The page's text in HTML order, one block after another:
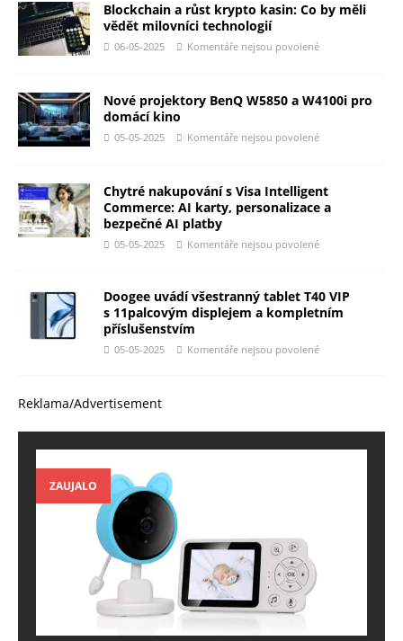
Blockchain a růst krypto kasin: Co by měli
vědět milovníci technologií
06-05-2025 Komentáře nejsou povolené
Nové projektory BenQ W5850 a W4100i pro
domácí kino
05-05-2025 Komentáře nejsou povolené
Chytré nakupování s Visa Intelligent
Commerce: AI karty, personalizace a
bezpečné AI platby
05-05-2025 Komentáře nejsou povolené
Doogee uvádí všestranný tablet T40 VIP
s 11palcovým displejem a kompletním
příslušenstvím
05-05-2025 Komentáře nejsou povolené
Reklama/Advertisement
ZAUJALO